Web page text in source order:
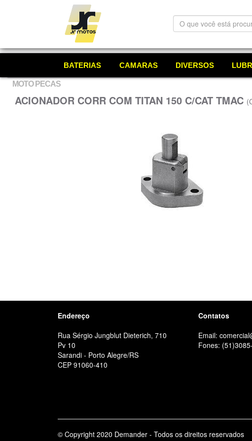
O
que
está
BATERIAS CAMARAS DIVERSOS
MOTO PECAS
ACIONADOR CORR COM TITAN 150 C/CAT TMAC
Endereço
Rua Sérgio Jungblut Dieterich, 710
Pv 10
Sarandi - Porto Alegre/RS
CEP 91060-410
Contatos
Email:
Fones:
© Copyright 2020 Demander - Todos os direitos reservados